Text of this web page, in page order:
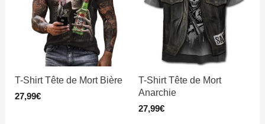
T-Shirt Tête de Mort Bière
27,99€
T-Shirt Tête de Mort
Anarchie
27,99€